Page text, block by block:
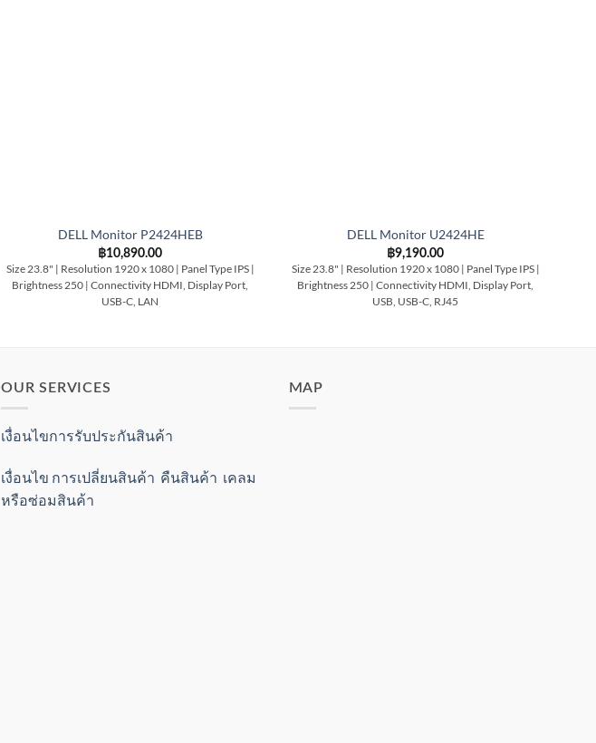
DELL Monitor P2424HEB
฿10,890.00
Size 23.8" | Resolution 1920 x 1080 | Panel Type IPS |
Brightness 250 | Connectivity HDMI, Display Port,
USB-C, LAN
DELL Monitor U2424HE
฿9,190.00
Size 23.8" | Resolution 1920 x 1080 | Panel Type IPS |
Brightness 250 | Connectivity HDMI, Display Port,
USB, USB-C, RJ45
OUR SERVICES
เงื่อนไขการรับประกันสินค้า
เงื่อนไข การเปลี่ยนสินค้า คืนสินค้า เคลม
หรือซ่อมสินค้า
MAP